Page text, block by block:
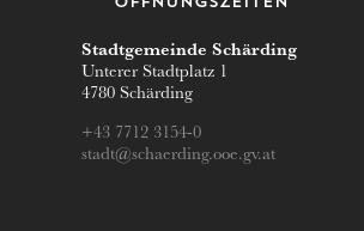
Stadtgemeinde Schärding
Unterer Stadtplatz 1
4780 Schärding
+43 7712 3154-0
stadt@schaerding.ooe.gv.at